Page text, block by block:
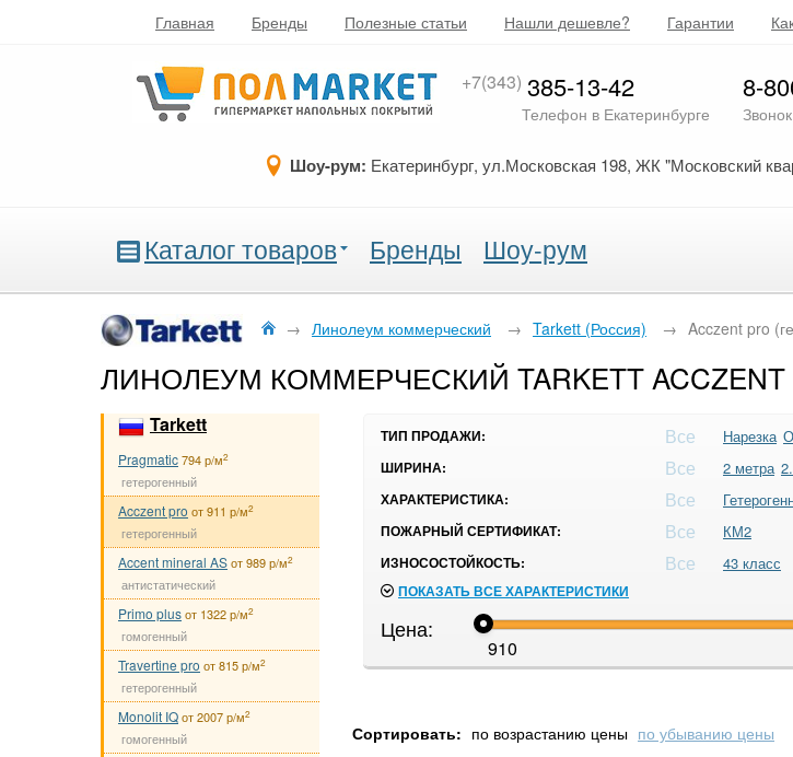
Главная Бренды Полезные статьи Нашли дешевле? Гарантии
+7(343) 385-13-42
Телефон в Екатеринбурге
8-
Шоу-рум: Екатеринбург, ул.Московская 198, ЖК "Московский
Каталог товаров Бренды Шоу-рум
→ Линолеум коммерческий → Tarkett (Россия) → Acczent pro
ЛИНОЛЕУМ КОММЕРЧЕСКИЙ TARKETT
ТИП ПРОДАЖИ: Все Нарезка
ШИРИНА: Все 2 метра
ХАРАКТЕРИСТИКА: Все
ПОЖАРНЫЙ СЕРТИФИКАТ: Все КМ2
ИЗНОСОСТОЙКОСТЬ: Все 43 класс
ПОКАЗАТЬ ВСЕ ХАРАКТЕРИСТИКИ
Цена:
910
Tarkett
Pragmatic794 р/м2
гетерогенный
Acczent pro от 911 р/м2
гетерогенный
Accent mineral ASот 989 р/м2
антистатический
Primo plusот 1322 р/м2
гомогенный
Travertine pro от 815 р/м2
гетерогенный
Monolit IQот 2007 р/м2
гомогенный Сортировать: по возрастанию цены по убыванию цены